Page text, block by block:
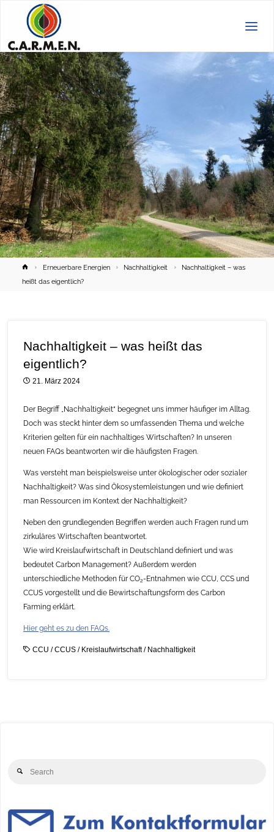
HomeErneuerbare Energien Nachhaltigkeit
Nachhaltigkeit – was
heißt das eigentlich?
Nachhaltigkeit – was heißt das
eigentlich?
21. März 2024
Der Begriff „Nachhaltigkeit“ begegnet uns immer häufiger im Alltag.
Doch was steckt hinter dem so umfassenden Thema und welche
Kriterien gelten für ein nachhaltiges Wirtschaften? In unseren
neuen FAQs beantworten wir die häufigsten Fragen.
Was versteht man beispielsweise unter ökologischer oder sozialer
Nachhaltigkeit? Was sind Ökosystemleistungen und wie definiert
man Ressourcen im Kontext der Nachhaltigkeit?
Neben den grundlegenden Begriffen werden auch Fragen rund um
zirkuläres Wirtschaften beantwortet.
Wie wird Kreislaufwirtschaft in Deutschland definiert und was
bedeutet Carbon Management? Außerdem werden
unterschiedliche Methoden für CO2-Entnahmen wie CCU, CCS und
CCUS vorgestellt und die Bewirtschaftungsform des Carbon
Farming erklärt.
Hier geht es zu den FAQs.
CCU /CCUS/ Kreislaufwirtschaft/ Nachhaltigkeit
Search